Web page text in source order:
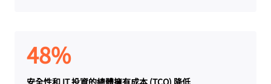
48%